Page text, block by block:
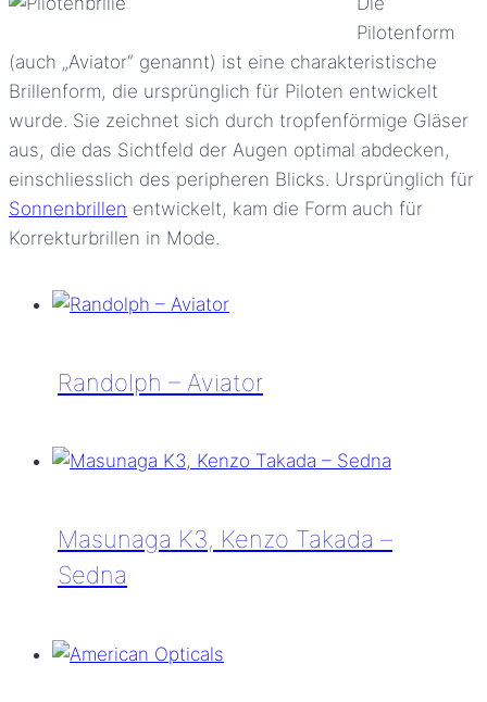
Pilotenform
(auch „Aviator“ genannt) ist eine charakteristische
Brillenform, die ursprünglich für Piloten entwickelt
wurde. Sie zeichnet sich durch tropfenförmige Gläser
aus, die das Sichtfeld der Augen optimal abdecken,
einschliesslich des peripheren Blicks. Ursprünglich für
Sonnenbrillen entwickelt, kam die Form auch für
Korrekturbrillen in Mode.
Randolph – Aviator
–
Masunaga K3, Kenzo Takada –
Sedna
K3,